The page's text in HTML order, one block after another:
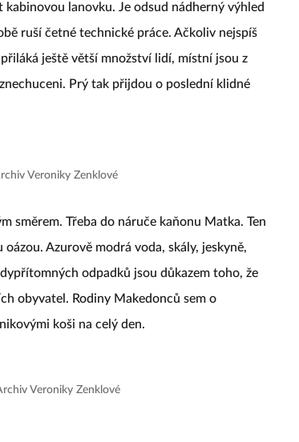
lanovku. Je odsud nádherný výhled
ruší četné technické práce. Ačkoliv nejspíš
ještě větší množství lidí, místní jsou z
Prý tak přijdou o poslední klidné
Veroniky Zenklové
směrem. Třeba do náruče kaňonu Matka. Ten
Azurově modrá voda, skály, jeskyně,
odpadků jsou důkazem toho, že
obyvatel. Rodiny Makedonců sem o
koši na celý den.
Veroniky Zenklové